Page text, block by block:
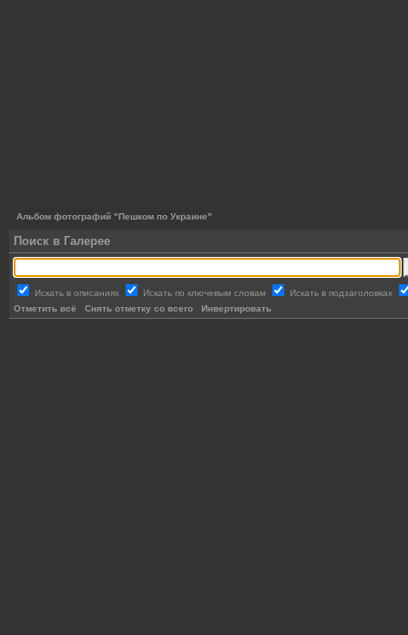
Альбом фотографий "Пешком по Украине"
Поиск в Галерее
Искать в описаниях Искать по ключевым словам
Искать в подзаголовках
Отметить всё
Снять отметку со всего Инвертировать